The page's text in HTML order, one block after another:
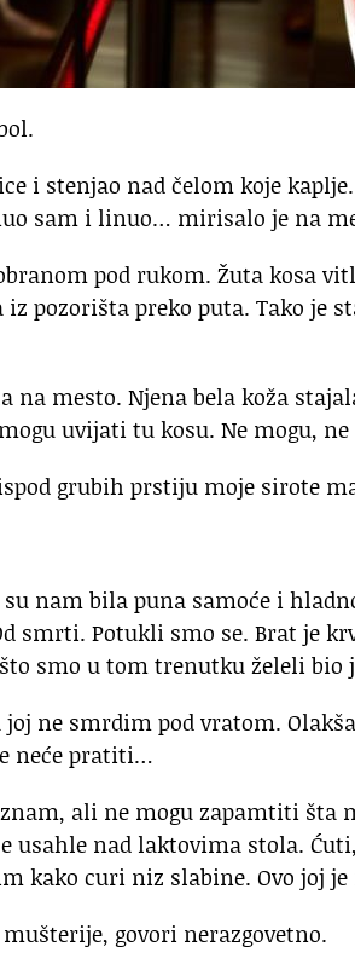
i stenjao nad čelom koje
sam i linuo… mirisalo je na
pod rukom. Žuta kosa
pozorišta preko puta. Tako je
mesto. Njena bela koža
uvijati tu kosu. Ne mogu,
grubih prstiju moje sirote
nam bila puna samoće i
smrti. Potukli smo se. Brat je
smo u tom trenutku želeli bio
ne smrdim pod vratom.
neće pratiti…
ali ne mogu zapamtiti šta
usahle nad laktovima stola.
kako curi niz slabine. Ovo joj je
govori nerazgovetno.